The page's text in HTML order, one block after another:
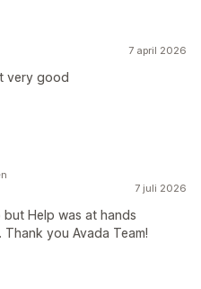
7 april 2026
very good
7 juli 2026
but Help was at hands
you Avada Team!